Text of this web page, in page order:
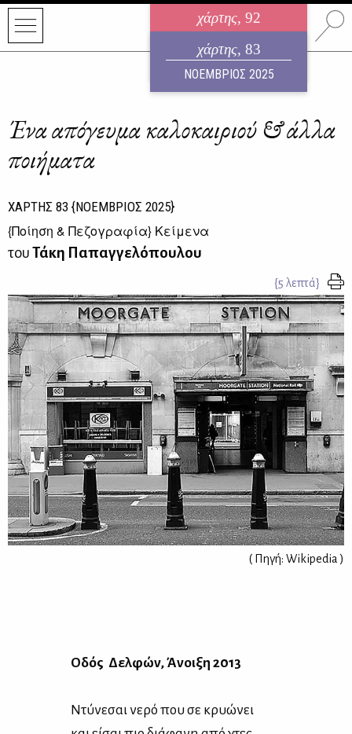
χάρτης, 92
ηλεκτρονικό περιοδικό
ΑΥΓΟΥΣΤΟΣ 2026
χάρτης, 83
ΝΟΕΜΒΡΙΟΣ 2025
Ένα απόγευμα καλοκαιριού & άλλα
ποιήματα
ΧΑΡΤΗΣ 83 {ΝΟΕΜΒΡΙΟΣ 2025}
{Ποίηση & Πεζογραφία} Κείμενα
τουΤάκη Παπαγγελόπουλου
{5 λεπτά}
( Πηγή: Wikipedia )
Οδός Δελ­φών, Άνοι­ξη 2013
Ντύ­νε­σαι νε­ρό που σε κρυώ­νει